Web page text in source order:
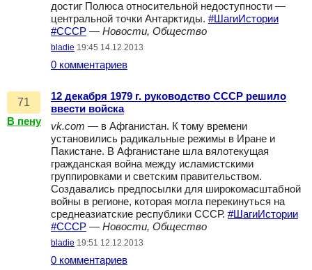
достиг Полюса относительной недоступности —
центральной точки Антарктиды. #ШагиИстории
#СССР — Новости, Общество
bladie 19:45 14.12.2013
0 комментариев
71
В пену
12 декабря 1979 г. руководство СССР решило
ввести войска
vk.com — в Афганистан. К тому времени
установились радикальные режимы в Иране и
Пакистане. В Афганистане шла вялотекущая
гражданская война между исламистскими
группировками и светским правительством.
Создавались предпосылки для широкомасштабной
войны в регионе, которая могла перекинуться на
среднеазиатские республики СССР. #ШагиИстории
#СССР — Новости, Общество
bladie 19:51 12.12.2013
0 комментариев